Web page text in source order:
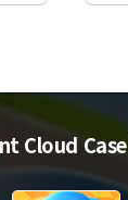
Cloud